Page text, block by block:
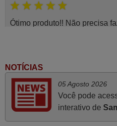
Ótimo produto!! Não precisa
Bom dia. Estou
e seu funcionamento perfeito,
NOTÍCIAS
05 Agosto 2026
Você pode
interativo de